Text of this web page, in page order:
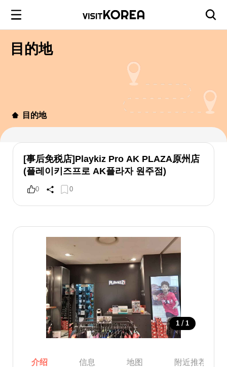
目的地
目的地
[事后免税店]Playkiz Pro AK PLAZA原州店
(플레이키즈프로 AK플라자 원주점)
0 0
1 / 1
介绍 信息 地图 附近推荐景点